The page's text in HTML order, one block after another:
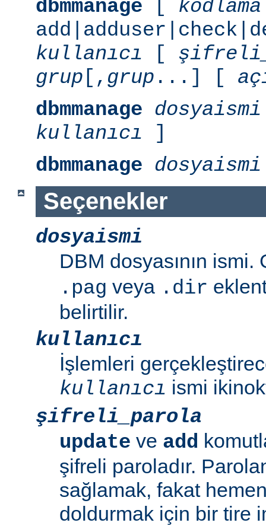
dbmmanage [ kodlama
kullanıcı [
grup [, grup ...] [
dbmmanage dosyaismi
kullanıcı ]
dbmmanage dosyaismi
Seçenekler
dosyaismi
DBM dosyasının
.pag veya .dir
belirtilir.
kullanıcı
İşlemleri
kullanıcı ismi
şifreli_parola
update ve add
şifreli paroladır.
sağlamak, fakat
doldurmak için bir tire